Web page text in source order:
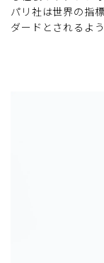
パリ社は世界の指
ダードとされるよ